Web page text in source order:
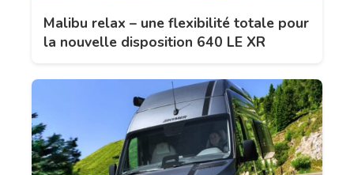
Malibu relax – une flexibilité totale pour
la nouvelle disposition 640 LE XR